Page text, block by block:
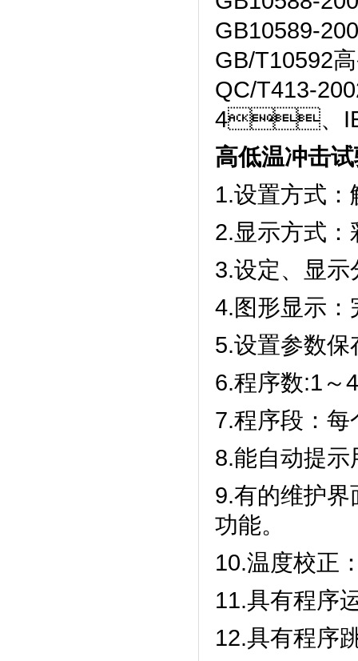
GB10589-
GB/T10592高
QC/T413-
4、
高低温冲击
1.设置方式：
2.显示方式
3.设定、显
4.图形显示
5.设置参数保
6.程序数:1～
7.程序段：
8.能自动提示
9.有的维护界
功能。
10.温度校正
11.具有程序
12.具有程序跳